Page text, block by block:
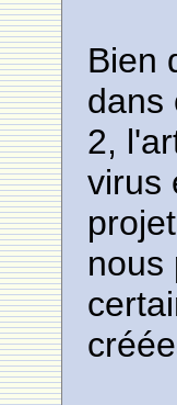
Bien
dans
2,
virus
nous